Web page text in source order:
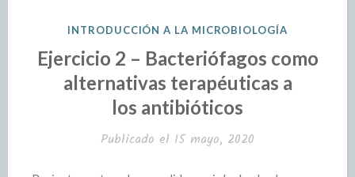
INTRODUCCIÓN A LA MICROBIOLOGÍA
Ejercicio 2 – Bacteriófagos como
alternativas terapéuticas a
los antibióticos
Publicado el 15 mayo, 2020